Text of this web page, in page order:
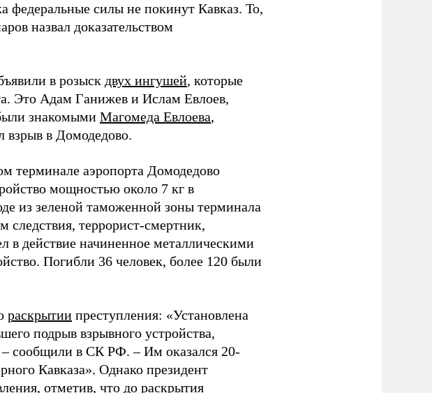
федеральные силы не покинут Кавказ. То,
назвал доказательством
в розыск двух ингушей, которые
Это Адам Ганижев и Ислам Евлоев,
знакомыми Магомеда Евлоева,
взрыв в Домодедово.
аэропорта Домодедово
мощностью около 7 кг в
из зеленой таможенной зоны терминала
террорист-смертник,
в действие начиненное металлическими
Погибли 36 человек, более 120 были
раскрытии преступления: «Установлена
подрыв взрывного устройства,
сообщили в СК РФ. – Им оказался 20-
Кавказа». Однако президент
отметив, что до раскрытия